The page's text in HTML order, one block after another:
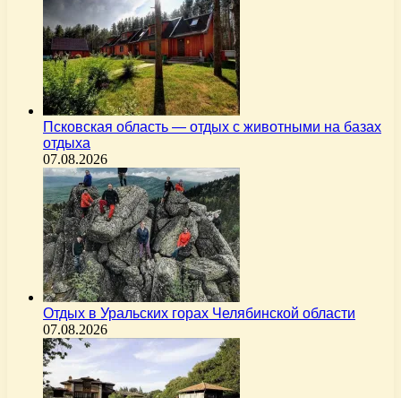
Псковская область — отдых с животными на базах
отдыха
07.08.2026
Отдых в Уральских горах Челябинской области
07.08.2026